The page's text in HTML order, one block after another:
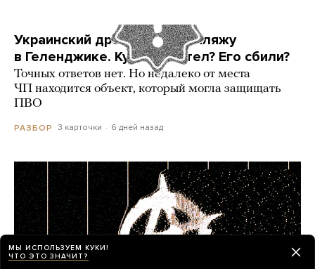
Украинский дрон попал по пляжу
в Геленджике. Куда он летел? Его сбили?
Точных ответов нет. Но недалеко от места
ЧП находится объект, который могла защищать
ПВО
РАЗБОР 3 карточки 6 дней назад
МЫ ИСПОЛЬЗУЕМ КУКИ!
ЧТО ЭТО ЗНАЧИТ?